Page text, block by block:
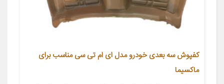
کفپوش سه بعدی خودرو مدل ای ام تی سی مناسب برای
ماکسیما